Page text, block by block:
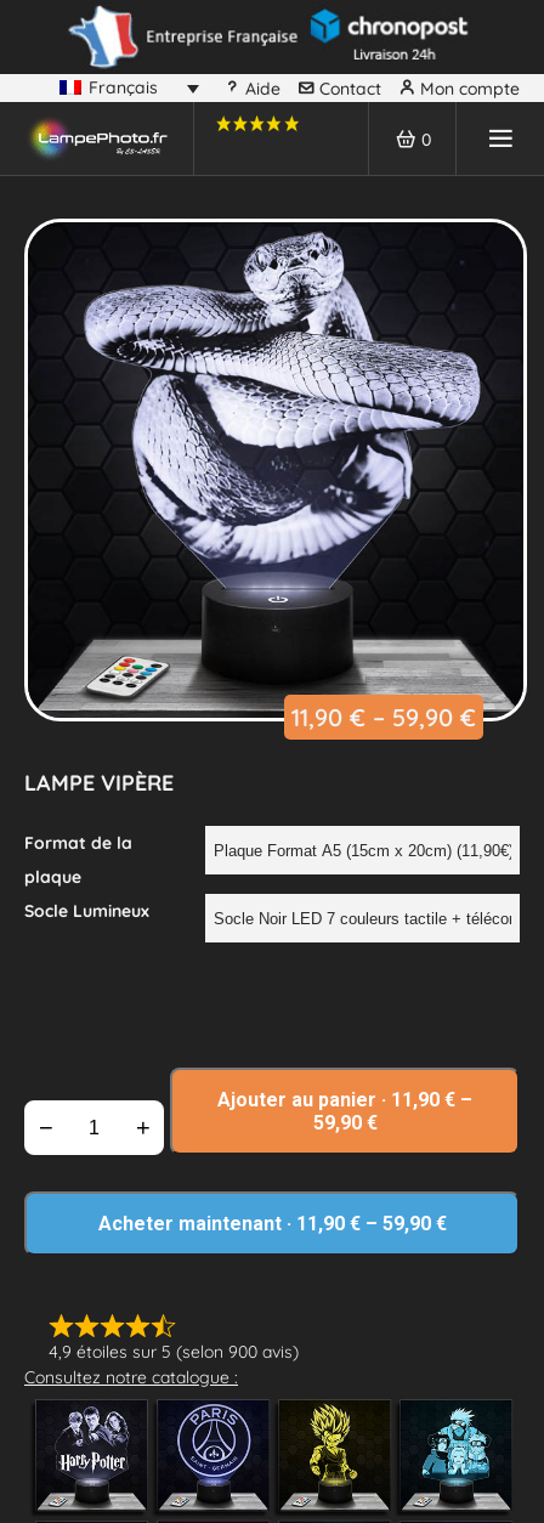
Français Aide Contact Mon compte
0
11,90 € – 59,90 €
LAMPE VIPÈRE
4,9 étoiles sur 5 (selon 900 avis)
Consultez notre catalogue :
Format de la
plaque
Socle Lumineux
− +
Ajouter au panier · 11,90 € –
59,90 €
Acheter maintenant · 11,90 €– 59,90 €